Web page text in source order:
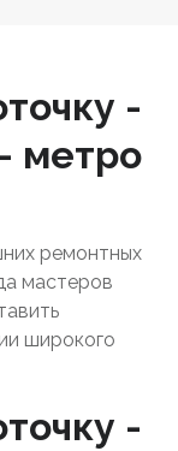
-
метро
ремонтных
мастеров
широкого
-